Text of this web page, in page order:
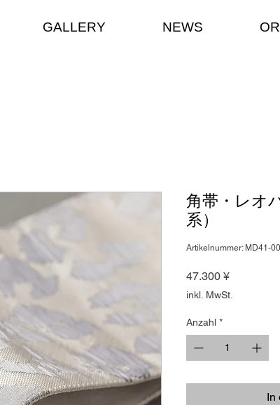
GALLERY NEWS
角帯・レオ
系）
Artikelnummer: MD41-
47.300 ¥Preis
inkl. MwSt.
Anzahl *
In